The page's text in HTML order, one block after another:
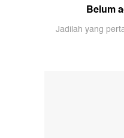
Belum
Jadilah yang